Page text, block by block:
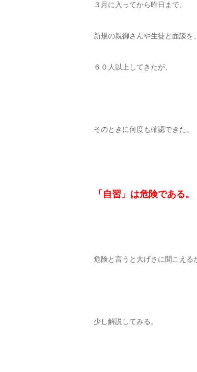
３月に入ってから昨日まで、
新規の親御さんや生徒と面談を、
６０人以上してきたが、
そのときに何度も確認できた。
「自習」は危険である。
危険と言うと大げさに聞こえる
少し解説してみる。